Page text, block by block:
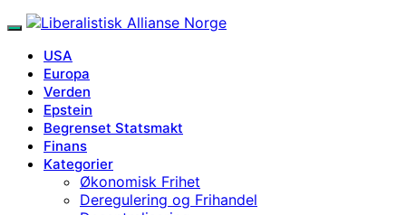
USA
Europa
Verden
Epstein
Begrenset Statsmakt
Finans
Kategorier
Økonomisk Frihet
Deregulering og Frihandel